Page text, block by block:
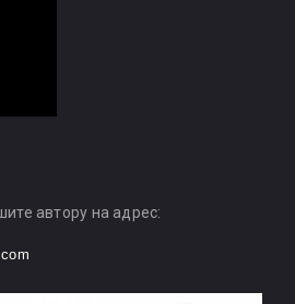
автору на адрес: